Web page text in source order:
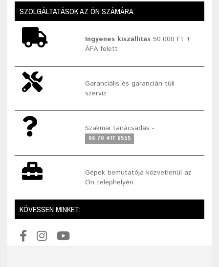
SZOLGÁLTATÁSOK AZ ÖN SZÁMÁRA.
Ingyenes kiszállítás 50.000 Ft +
ÁFA felett
Garanciális és garancián túli
szerviz
Szakmai tanácsadás -
06 70 417 6555
Gépek bemutatója közvetlenül az
Ön telephelyén
KÖVESSEN MINKET: